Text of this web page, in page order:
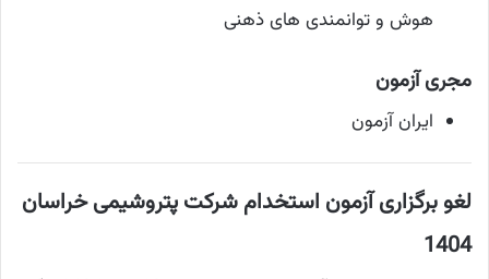
هوش و توانمندی های ذهنی
مجری آزمون
ایران آزمون
لغو برگزاری آزمون استخدام شرکت پتروشیمی خراسان
1404